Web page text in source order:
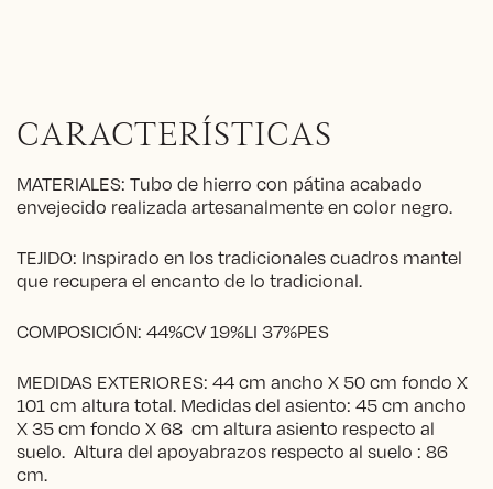
CARACTERÍSTICAS
MATERIALES: Tubo de hierro con pátina acabado
envejecido realizada artesanalmente en color negro.
TEJIDO: Inspirado en los tradicionales cuadros mantel
que recupera el encanto de lo tradicional.
COMPOSICIÓN: 44%CV 19%LI 37%PES
MEDIDAS EXTERIORES: 44 cm ancho X 50 cm fondo X
101 cm altura total. Medidas del asiento: 45 cm ancho
X 35 cm fondo X 68 cm altura asiento respecto al
suelo. Altura del apoyabrazos respecto al suelo : 86
cm.